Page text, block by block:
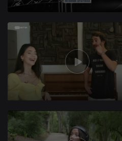
473085